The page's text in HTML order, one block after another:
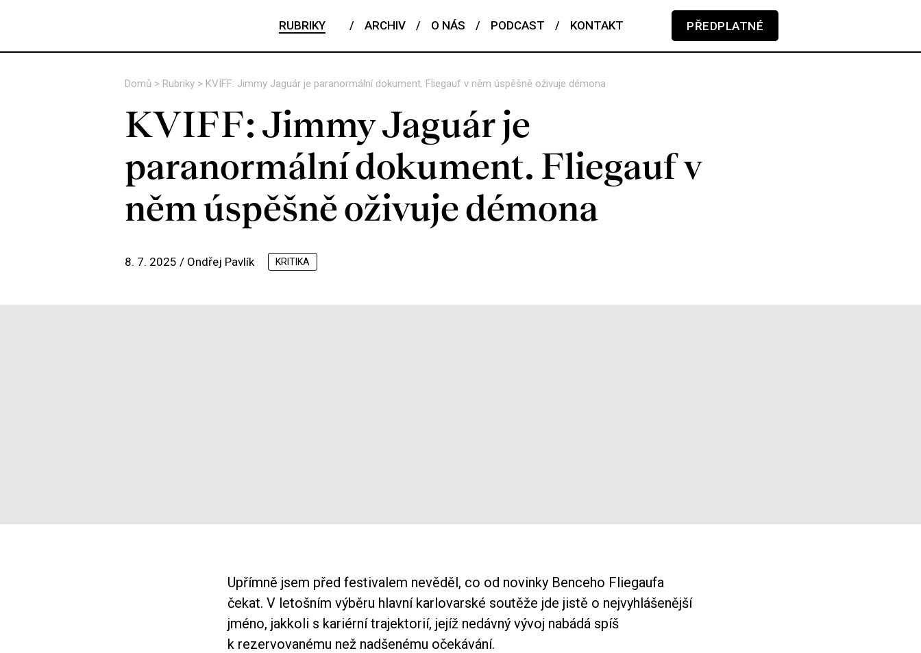
RUBRIKY / ARCHIV / O NÁS / PODCAST / KONTAKT PŘEDPLATNÉ
Domů > Rubriky > KVIFF: Jimmy Jaguár je paranormální dokument. Fliegauf v něm úspěšně oživuje démona
KVIFF: Jimmy Jaguár je
paranormální dokument. Fliegauf v
něm úspěšně oživuje démona
8. 7. 2025 / Ondřej Pavlík KRITIKA
Upřímně jsem před festivalem nevěděl, co od novinky Benceho Fliegaufa
čekat. V letošním výběru hlavní karlovarské soutěže jde jistě o nejvyhlášenější
jméno, jakkoli s kariérní trajektorií, jejíž nedávný vývoj nabádá spíš
k rezervovanému než nadšenému očekávání.